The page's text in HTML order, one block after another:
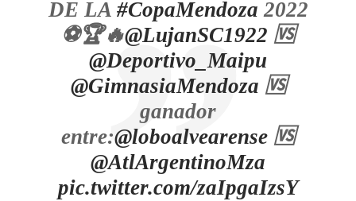
DE LA #CopaMendoza 2022
⚽️🏆🔥@LujanSC1922 🆚️
@Deportivo_Maipu
@GimnasiaMendoza 🆚️
ganador
entre:@loboalvearense 🆚️
@AtlArgentinoMza
pic.twitter.com/zaIpgaIzsY